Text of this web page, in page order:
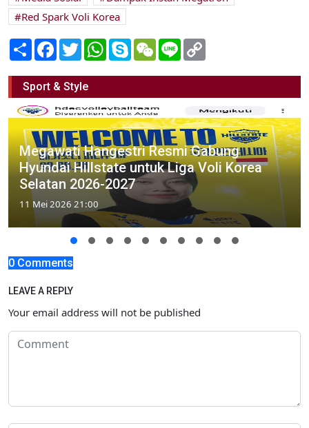
Red Spark Voli Korea
Share Facebook
TwitterWhatsApp
SkypeWeChatLine
Sport & Style
Megawati Hangestri Resmi Gabung
Hyundai Hillstate untuk Liga Voli Korea
Selatan 2026-2027
11 Mei 2026 21:00
0 Comments
LEAVE A REPLY
Your email address will not be published